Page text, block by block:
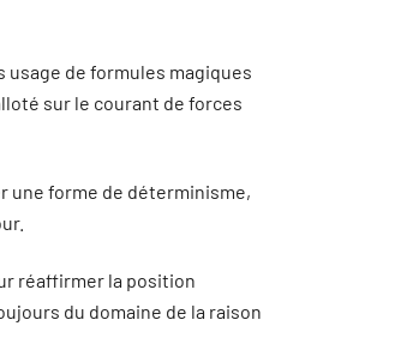
usage de formules magiques
sur le courant de forces
une forme de déterminisme,
réaffirmer la position
du domaine de la raison